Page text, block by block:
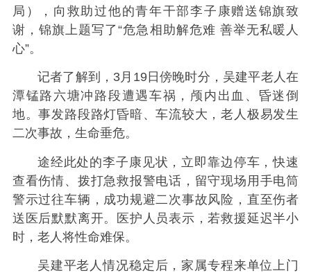
局），向救助过他的青年干部李子康赠送锦旗致
谢，锦旗上题写了“危急相助解危难 善举无私暖人
心”。
记者了解到，3月19日傍晚时分，吴建平老人在
潭锰路六塘冲路段遭遇车祸，颅内出血、昏迷倒
地。事发路段路灯昏暗、车流较大，老人极易发生
二次事故，生命垂危。
途经此处的李子康见状，立即靠边停车，快速
查看伤情、拨打急救报警电话，留守现场用手电筒
警示过往车辆，成功规避二次事故风险，直至伤者
送医后默默离开。医护人员表示，若救援延迟半小
时，老人将性命难保。
吴建平老人情况稳定后，家属专程来单位上门